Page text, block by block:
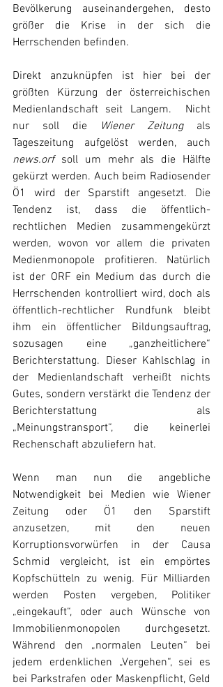
Bevölkerung auseinandergehen, desto
größer die Krise in der sich die
Herrschenden befinden.
Direkt anzuknüpfen ist hier bei der
größten Kürzung der österreichischen
Medienlandschaft seit Langem.  Nicht
nur soll die
Wiener Zeitung als
news.orf soll um mehr als die Hälfte
gekürzt werden. Auch beim Radiosender
Ö1 wird der Sparstift angesetzt. Die
Tendenz ist, dass die öffentlich-
rechtlichen Medien zusammengekürzt
werden, wovon vor allem die privaten
Medienmonopole profitieren. Natürlich
ist der ORF ein Medium das durch die
Herrschenden kontrolliert wird, doch als
öffentlich-rechtlicher Rundfunk bleibt
ihm ein öffentlicher Bildungsauftrag,
sozusagen eine „ganzheitlichere“
Berichterstattung. Dieser Kahlschlag in
der Medienlandschaft verheißt nichts
Gutes, sondern verstärkt die Tendenz der
Berichterstattung als
„Meinungstransport“, die keinerlei
Rechenschaft abzuliefern hat.
Wenn man nun die angebliche
Notwendigkeit bei Medien wie Wiener
Zeitung oder Ö1 den Sparstift
anzusetzen, mit den neuen
Korruptionsvorwürfen in der Causa
Schmid vergleicht, ist ein empörtes
Kopfschütteln zu wenig. Für Milliarden
werden Posten vergeben, Politiker
„eingekauft“, oder auch Wünsche von
Immobilienmonopolen durchgesetzt.
Während den „normalen Leuten“ bei
jedem erdenklichen „Vergehen“, sei es
bei Parkstrafen oder Maskenpflicht, Geld